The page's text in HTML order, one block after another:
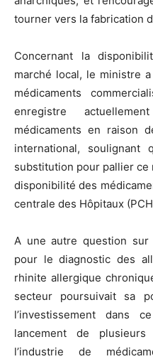
tourner vers la fabrication
Concernant la
marché local, le ministre
médicaments
enregistre
médicaments en raison
international, soulignant
substitution pour pallier ce
disponibilité des
centrale des Hôpitaux
A une autre question
pour le diagnostic des
rhinite allergique
secteur poursuivait sa
l’investissement dans
lancement de
l’industrie de